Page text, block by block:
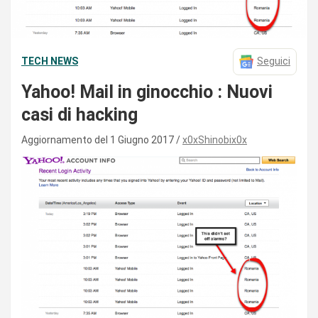
TECH NEWS Seguici
Yahoo! Mail in ginocchio : Nuovi
casi di hacking
Aggiornamento del 1 Giugno 2017 x0xShinobix0x